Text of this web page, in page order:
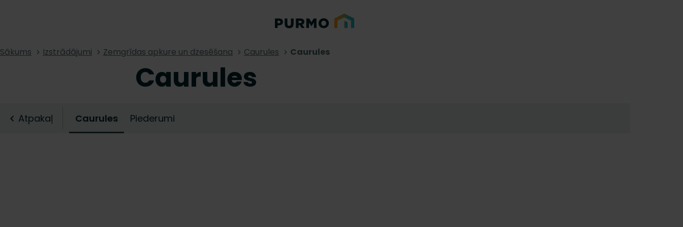
Sākums Izstrādājumi Zemgrīdas apkure un dzesēšana Caurules Caurules
Caurules
Atpakaļ Caurules Piederumi